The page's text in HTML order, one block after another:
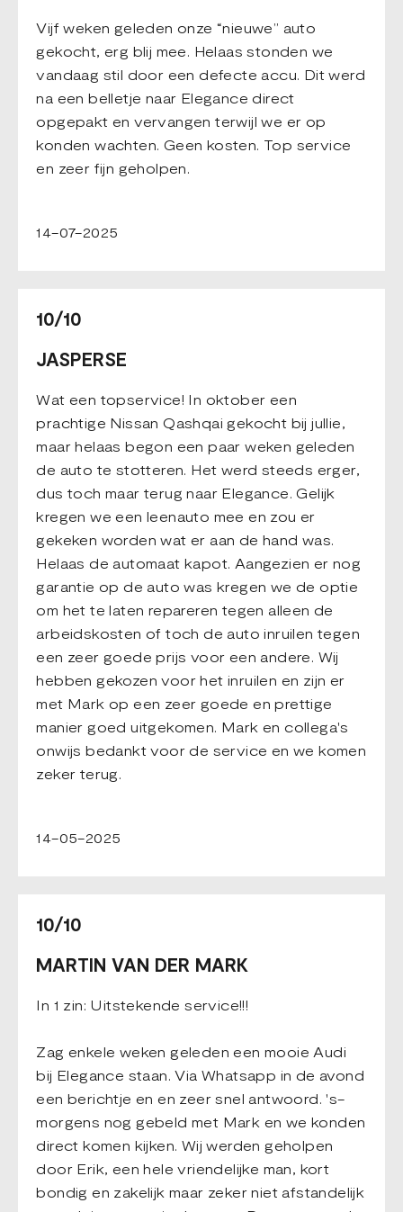
Vijf weken geleden onze “nieuwe” auto
gekocht, erg blij mee. Helaas stonden we
vandaag stil door een defecte accu. Dit werd
na een belletje naar Elegance direct
opgepakt en vervangen terwijl we er op
konden wachten. Geen kosten. Top service
en zeer fijn geholpen.
14-07-2025
10/10
JASPERSE
Wat een topservice! In oktober een
prachtige Nissan Qashqai gekocht bij jullie,
maar helaas begon een paar weken geleden
de auto te stotteren. Het werd steeds erger,
dus toch maar terug naar Elegance. Gelijk
kregen we een leenauto mee en zou er
gekeken worden wat er aan de hand was.
Helaas de automaat kapot. Aangezien er nog
garantie op de auto was kregen we de optie
om het te laten repareren tegen alleen de
arbeidskosten of toch de auto inruilen tegen
een zeer goede prijs voor een andere. Wij
hebben gekozen voor het inruilen en zijn er
met Mark op een zeer goede en prettige
manier goed uitgekomen. Mark en collega's
onwijs bedankt voor de service en we komen
zeker terug.
14-05-2025
10/10
MARTIN VAN DER MARK
In 1 zin: Uitstekende service!!!
Zag enkele weken geleden een mooie Audi
bij Elegance staan. Via Whatsapp in de avond
een berichtje en en zeer snel antwoord. 's-
morgens nog gebeld met Mark en we konden
direct komen kijken. Wij werden geholpen
door Erik, een hele vriendelijke man, kort
bondig en zakelijk maar zeker niet afstandelijk